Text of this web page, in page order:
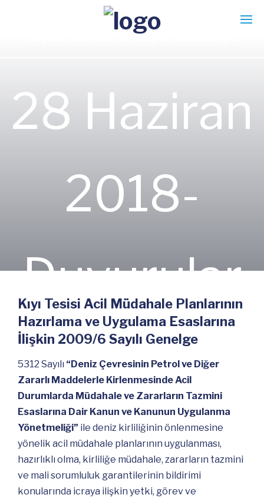
Hazırlama ve Uygulama Esaslarına
İlişkin 2009/6 Sayılı Genelge
28 Haziran
2018-
Duyurular
Kıyı Tesisi Acil Müdahale Planlarının
Hazırlama ve Uygulama Esaslarına
İlişkin 2009/6 Sayılı Genelge
5312 Sayılı “Deniz Çevresinin Petrol ve Diğer
Zararlı Maddelerle Kirlenmesinde Acil
Durumlarda Müdahale ve Zararların Tazmini
Esaslarına Dair Kanun ve Kanunun Uygulanma
Yönetmeliği” ile deniz kirliliğinin önlenmesine
yönelik acil müdahale planlarının uygulanması,
hazırlıklı olma, kirliliğe müdahale, zararların tazmini
ve mali sorumluluk garantilerinin bildirimi
konularında icraya ilişkin yetki, görev ve